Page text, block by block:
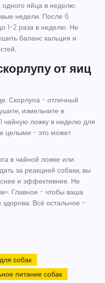
яйца в неделю.
недели. После 6
1-2 раза в неделю. Не
баланс кальция и
от яиц
Скорлупа - отличный
измельчите в
чайную ложку в неделю для
целыми - это может
в чайной ложке или
за реакцией собаки, вы
и эффективнее. Не
Главное - чтобы ваша
здорова. Всё остальное -
собак
питание собак